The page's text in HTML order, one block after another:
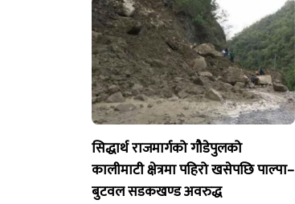
सिद्धार्थ राजमार्गको गौडेपुलको
कालीमाटी क्षेत्रमा पहिरो खसेपछि पाल्पा–
बुटवल सडकखण्ड अवरुद्ध